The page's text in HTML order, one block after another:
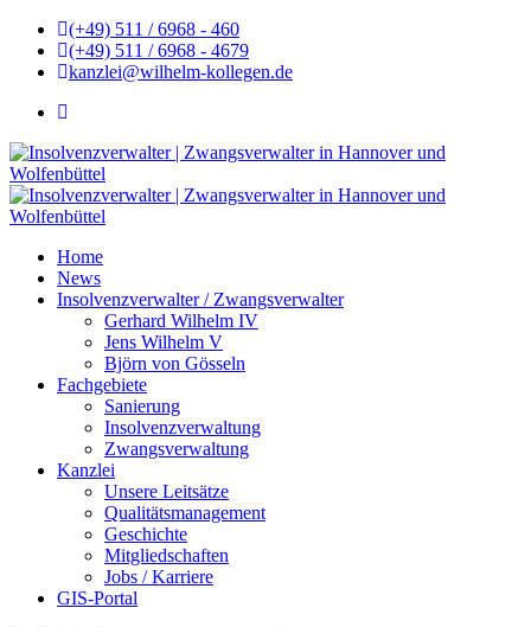
(+49) 511 / 6968 - 460
(+49) 511 / 6968 - 4679
kanzlei@wilhelm-kollegen.de
Home
News
Insolvenzverwalter / Zwangsverwalter
Gerhard Wilhelm IV
Jens Wilhelm V
Björn von Gösseln
Fachgebiete
Sanierung
Insolvenzverwaltung
Zwangsverwaltung
Kanzlei
Unsere Leitsätze
Qualitätsmanagement
Geschichte
Mitgliedschaften
Jobs / Karriere
GIS-Portal